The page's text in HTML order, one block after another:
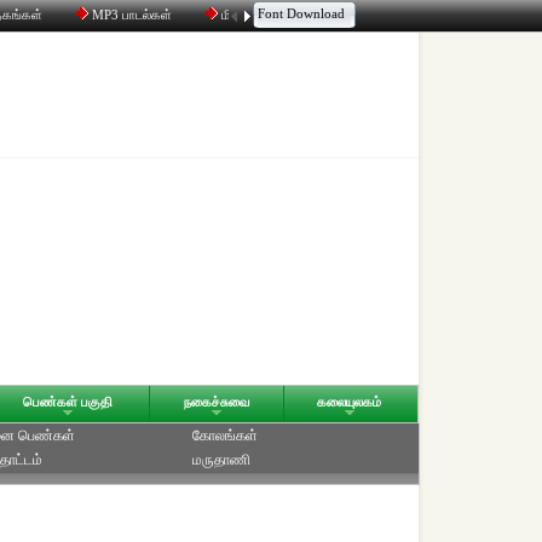
MP3 பாடல்கள் மின்னஞ்சல் திரட்டி உரையாடல்
Font Download
பெண்கள் பகுதி நகைச்சுவை கலையுலகம்
பெண்கள்
கோலங்கள்
மருதாணி